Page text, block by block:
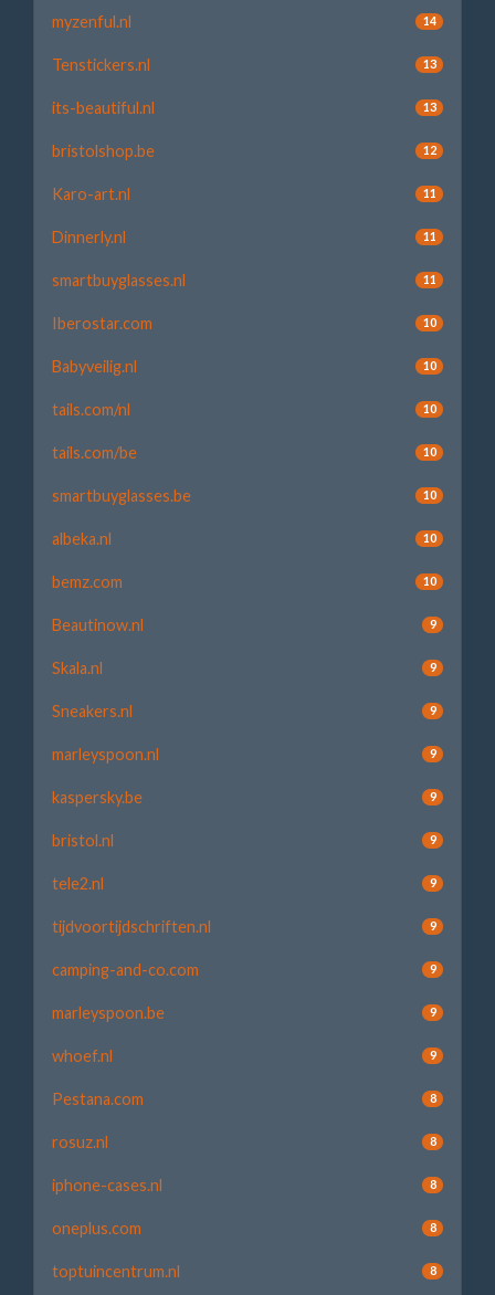
myzenful.nl 14
Tenstickers.nl 13
its-beautiful.nl 13
bristolshop.be 12
Karo-art.nl 11
Dinnerly.nl 11
smartbuyglasses.nl 11
Iberostar.com 10
Babyveilig.nl 10
tails.com/nl 10
tails.com/be 10
smartbuyglasses.be 10
albeka.nl 10
bemz.com 10
Beautinow.nl 9
Skala.nl 9
Sneakers.nl 9
marleyspoon.nl 9
kaspersky.be 9
bristol.nl 9
tele2.nl 9
tijdvoortijdschriften.nl 9
camping-and-co.com 9
marleyspoon.be 9
whoef.nl 9
Pestana.com 8
rosuz.nl 8
iphone-cases.nl 8
oneplus.com 8
toptuincentrum.nl 8